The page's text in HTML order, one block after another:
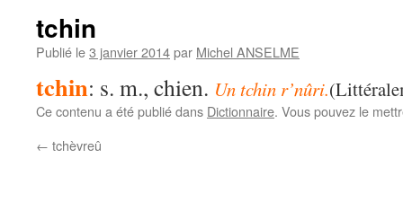
tchin
Publié le3 janvier 2014par Michel ANSELME
tchin: s. m., chien. Un tchin r’nûri.
Ce contenu a été publié dans Dictionnaire. Vous pouvez le
← tchèvreû